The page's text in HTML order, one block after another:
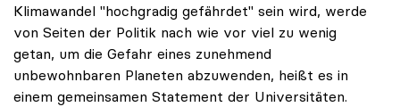
Klimawandel "hochgradig gefährdet" sein wird, werde
von Seiten der Politik nach wie vor viel zu wenig
getan, um die Gefahr eines zunehmend
unbewohnbaren Planeten abzuwenden, heißt es in
einem gemeinsamen Statement der Universitäten.